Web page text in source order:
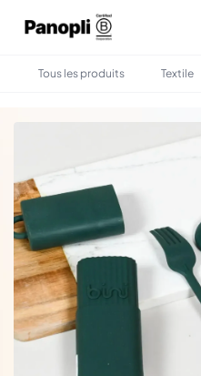
Tous les produits Textile